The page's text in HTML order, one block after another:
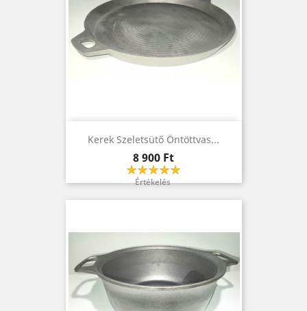
Kerek Szeletsütő Öntöttvas...
Ár
8 900 Ft
Értékelés